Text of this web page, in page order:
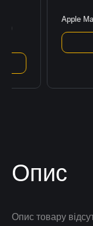
Apple
Опис
Опис товару